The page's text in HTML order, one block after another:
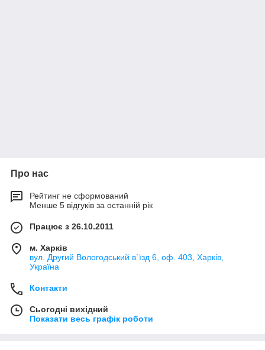
Про нас
Рейтинг не сформований
Менше 5 відгуків за останній рік
Працює з 26.10.2011
м. Харків
вул. Другий Вологодський в`їзд 6, оф. 403, Харків,
Україна
Контакти
Сьогодні вихідний
Показати весь графік роботи